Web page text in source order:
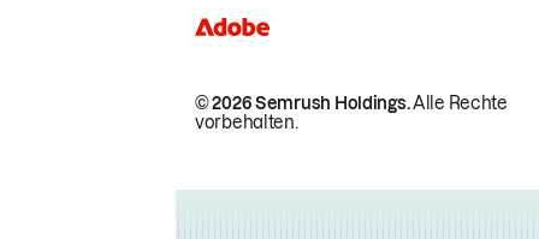
© 2026 Semrush Holdings.Alle Rechte
vorbehalten.